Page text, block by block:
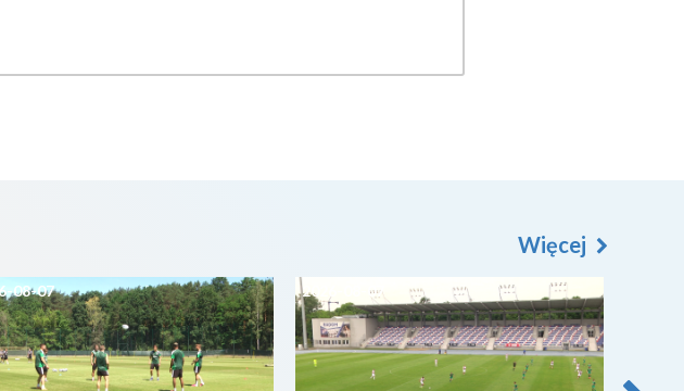
08-07 2026-08-07
Więcej